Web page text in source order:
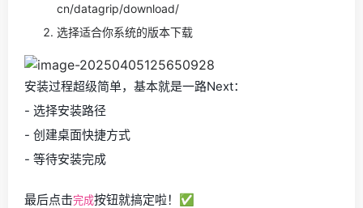
cn/datagrip/download/
选择适合你系统的版本下载
安装过程超级简单，基本就是一路Next：
- 选择安装路径
- 创建桌面快捷方式
- 等待安装完成
最后点击完成按钮就搞定啦！✅